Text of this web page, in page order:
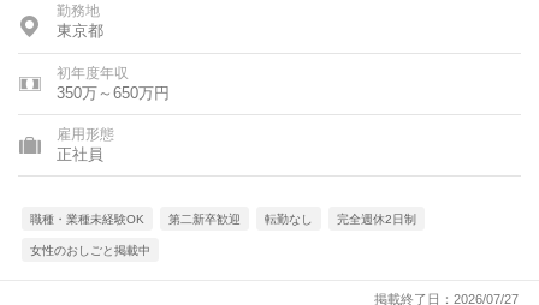
勤務地
東京都
初年度年収
350万～650万円
雇用形態
正社員
職種・業種未経験OK 第二新卒歓迎 転勤なし 完全週休2日制
女性のおしごと掲載中
掲載終了日：2026/07/27